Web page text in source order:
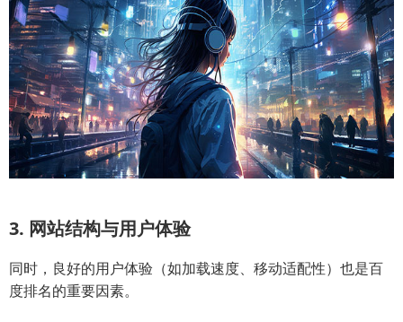
3. 网站结构与用户体验
同时，良好的用户体验（如加载速度、移动适配性）也是百
度排名的重要因素。